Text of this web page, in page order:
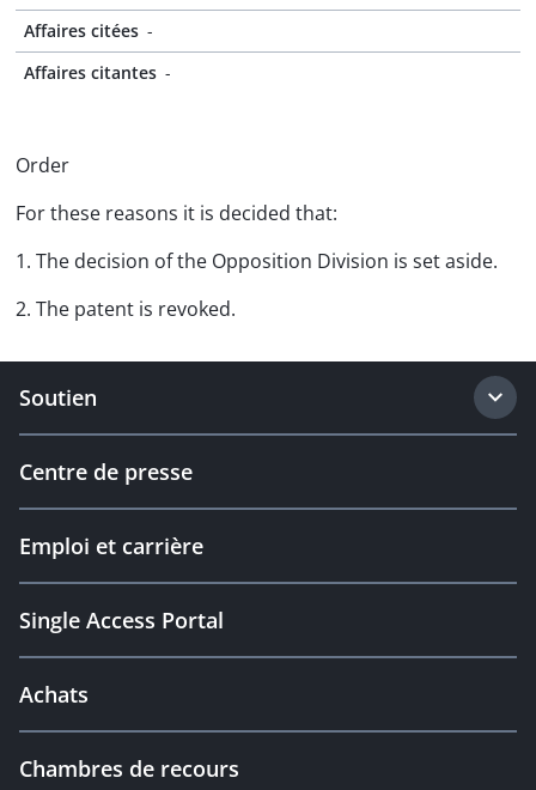
Affaires citées -
Affaires citantes -
Order
For these reasons it is decided that:
1. The decision of the Opposition Division is set aside.
2. The patent is revoked.
Soutien
Centre de presse
Emploi et carrière
Single Access Portal
Achats
Chambres de recours